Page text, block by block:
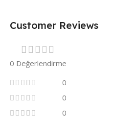
Customer Reviews
0 Değerlendirme
0
0
0